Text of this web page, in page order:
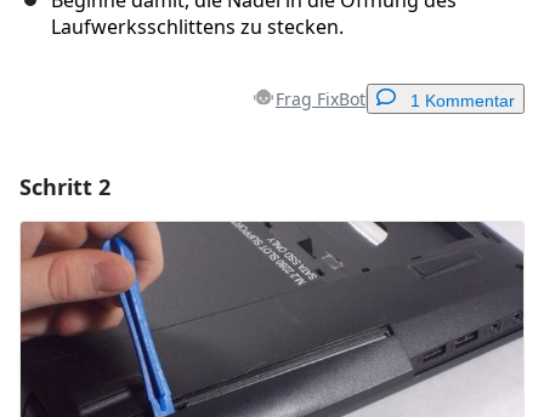
Laufwerksschlittens zu stecken.
Frag FixBot 1 Kommentar
Kommentar hinzufügen
Abbrechen Kommentieren
Schritt 2